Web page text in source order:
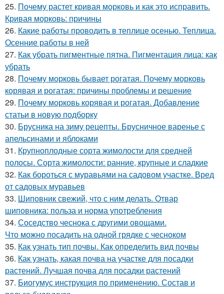
25. Почему растет кривая морковь и как это исправить.
Кривая морковь: причины
26. Какие работы проводить в теплице осенью. Теплица.
Осенние работы в ней
27. Как убрать пигментные пятна. Пигментация лица: как
убрать
28. Почему морковь бывает рогатая. Почему морковь
корявая и рогатая: причины проблемы и решение
29. Почему морковь корявая и рогатая. Добавление
статьи в новую подборку
30. Брусника на зиму рецепты. Брусничное варенье с
апельсинами и яблоками
31. Крупноплодные сорта жимолости для средней
полосы. Сорта жимолости: ранние, крупные и сладкие
32. Как бороться с муравьями на садовом участке. Вред
от садовых муравьев
33. Шиповник свежий, что с ним делать. Отвар
шиповника: польза и норма употребления
34. Соседство чеснока с другими овощами.
Что можно посадить на одной грядке с чесноком
35. Как узнать тип почвы. Как определить вид почвы
36. Как узнать, какая почва на участке для посадки
растений. Лучшая почва для посадки растений
37. Биогумус инструкция по применению. Состав и